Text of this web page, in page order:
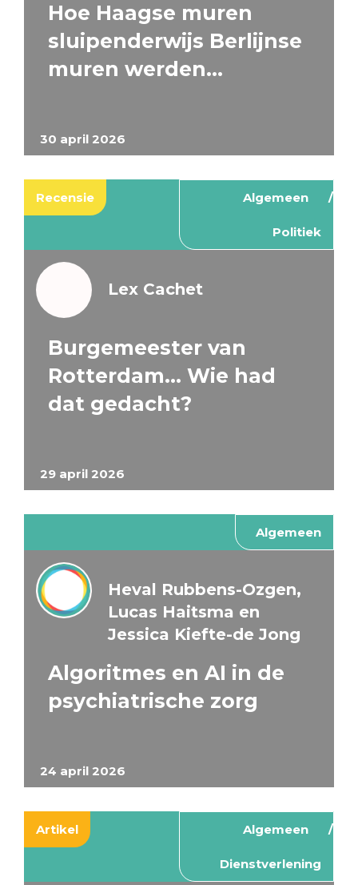
30 april 2026
Hoe Haagse muren
sluipenderwijs Berlijnse
muren werden…
Recensie Algemeen
Politiek
29 april 2026
Lex Cachet
Burgemeester van
Rotterdam… Wie had
dat gedacht?
Algemeen
24 april 2026
Heval Rubbens-Ozgen,
Lucas Haitsma en
Jessica Kiefte-de Jong
Algoritmes en AI in de
psychiatrische zorg
Artikel Algemeen
Dienstverlening